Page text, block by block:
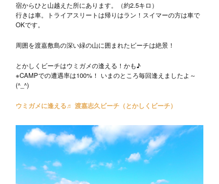
宿からひと山越えた所にあります。（約2.5キロ）
行きは車。トライアスリートは帰りはラン！スイマーの方は車で
OKです。
周囲を渡嘉敷島の深い緑の山に囲まれたビーチは絶景！
とかしくビーチはウミガメの逢える！かも♪
※CAMPでの遭遇率は100%！ いまのところ毎回逢えましたよ～
(^_^)
ウミガメに逢える♬ 渡嘉志久ビーチ（とかしくビーチ）